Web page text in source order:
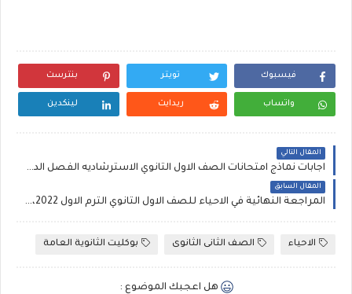
فيسبوك تويتر بنترست
واتساب ريدايت لينكدين
المقال التالي
اجابات نماذج امتحانات الصف الاول الثانوي الاسترشاديه الفصل الدراسي الاول 2020 في كل المواد
المقال السابق
المراجعة النهائية في الاحياء للصف الاول الثانوي الترم الاول 2022، دكتور احمد مصطفى
الاحياء الصف الثانى الثانوى بوكليت الثانوية العامة
هل اعجبك الموضوع :